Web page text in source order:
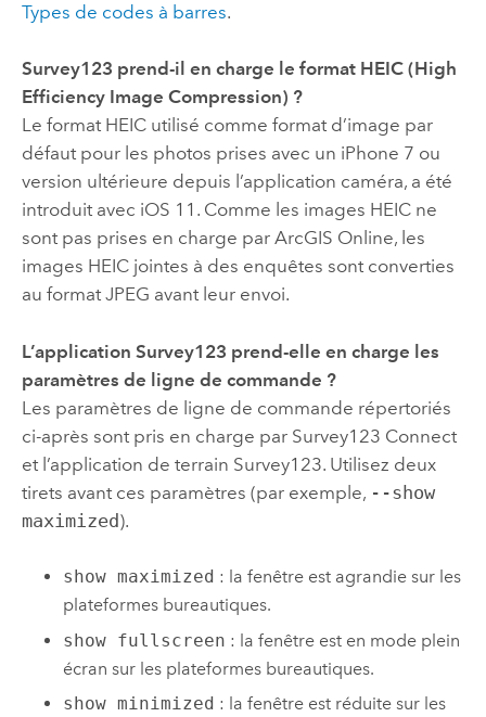
Types de codes à barres.
Survey123 prend-il en charge le format HEIC (High
Efficiency Image Compression) ?
Le format HEIC utilisé comme format d’image par
défaut pour les photos prises avec un iPhone 7 ou
version ultérieure depuis l’application caméra, a été
introduit avec iOS 11. Comme les images HEIC ne
sont pas prises en charge par ArcGIS Online, les
images HEIC jointes à des enquêtes sont converties
au format JPEG avant leur envoi.
L’application Survey123 prend-elle en charge les
paramètres de ligne de commande ?
Les paramètres de ligne de commande répertoriés
ci-après sont pris en charge par Survey123 Connect
et l’application de terrain Survey123. Utilisez deux
tirets avant ces paramètres (par exemple, --show
maximized).
show maximized : la fenêtre est agrandie sur les
plateformes bureautiques.
show fullscreen : la fenêtre est en mode plein
écran sur les plateformes bureautiques.
show minimized : la fenêtre est réduite sur les